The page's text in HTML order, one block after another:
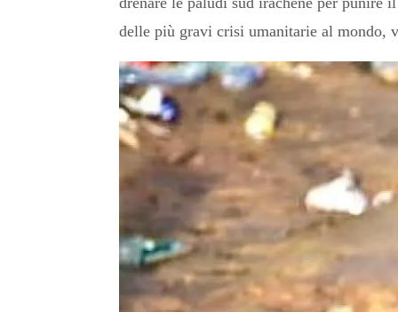
delle più gravi crisi umanitarie al mondo,